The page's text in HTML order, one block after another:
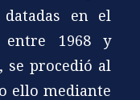
en el
entre 1968 y
se procedió al
ello mediante